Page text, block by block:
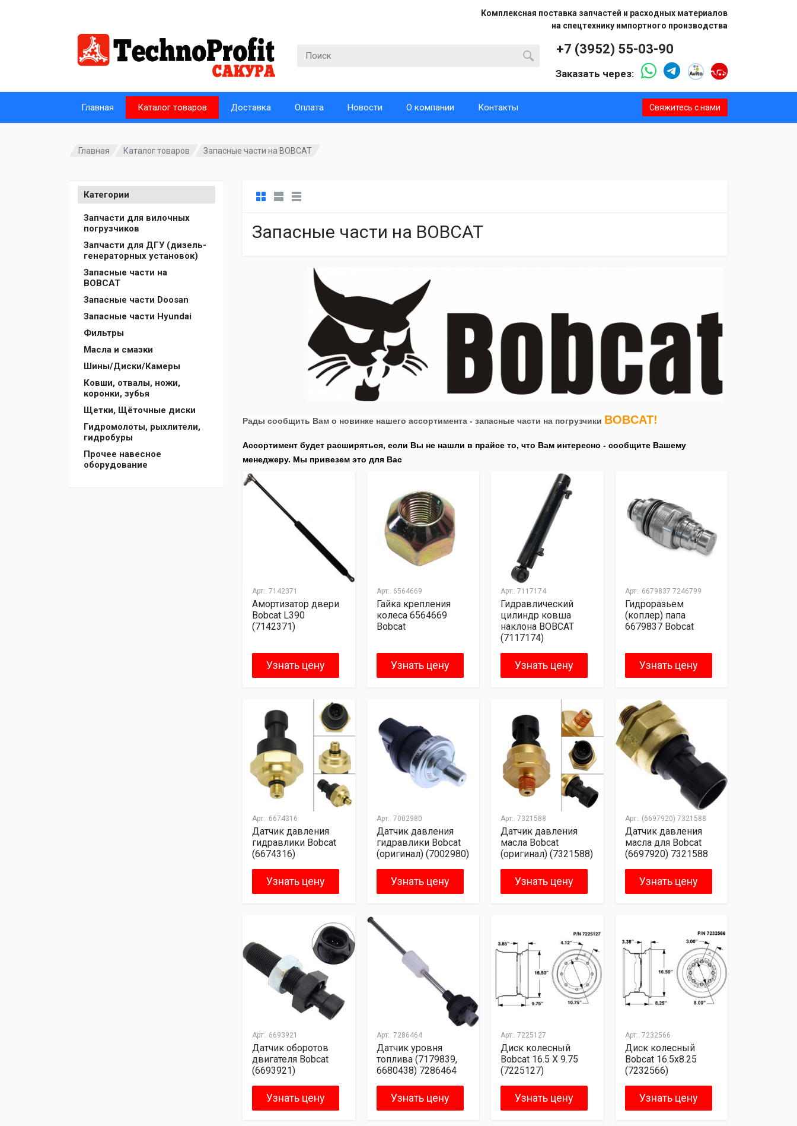
Комплексная поставка запчастей и расходных материалов
на спецтехнику импортного производства
Главная Каталог товаров Доставка Оплата Новости О компании Контакты Свяжитесь с нами
+7 (3952) 55-03-90
Заказать через:
Главная Каталог товаров Запасные части на BOBCAT
Категории
Запчасти для вилочных
погрузчиков
Запчасти для ДГУ (дизель-
генераторных установок)
Запасные части на
BOBCAT
Запасные части Doosan
Запасные части Hyundai
Фильтры
Масла и смазки
Шины/Диски/Камеры
Ковши, отвалы, ножи,
коронки, зубья
Щетки, Щёточные диски
Гидромолоты, рыхлители,
гидробуры
Прочее навесное
оборудование
Запасные части на BOBCAT
Рады сообщить Вам о новинке нашего ассортимента - запасные части на погрузчики BOBCAT!
Ассортимент будет расширяться, если Вы не нашли в прайсе то, что Вам интересно - сообщите Вашему
менеджеру. Мы привезем это для Вас
Арт:. 7142371
Амортизатор двери
Bobcat L390
(7142371)
Узнать цену
Арт:. 6564669
Гайка крепления
колеса 6564669
Bobcat
Узнать цену
Арт:. 7117174
Гидравлический
цилиндр ковша
наклона BOBCAT
(7117174)
Узнать цену
Арт:. 6679837 7246799
Гидроразьем
(коплер) папа
6679837 Bobcat
Узнать цену
Арт:. 6674316
Датчик давления
гидравлики Bobcat
(6674316)
Узнать цену
Арт:. 7002980
Датчик давления
гидравлики Bobcat
(оригинал) (7002980)
Узнать цену
Арт:. 7321588
Датчик давления
масла Bobcat
(оригинал) (7321588)
Узнать цену
Арт:. (6697920) 7321588
Датчик давления
масла для Bobcat
(6697920) 7321588
Узнать цену
Арт:. 6693921
Датчик оборотов
двигателя Bobcat
(6693921)
Узнать цену
Арт:. 7286464
Датчик уровня
топлива (7179839,
6680438) 7286464
Узнать цену
Арт:. 7225127
Диск колесный
Bobcat 16.5 X 9.75
(7225127)
Узнать цену
Арт:. 7232566
Диск колесный
Bobcat 16.5x8.25
(7232566)
Узнать цену